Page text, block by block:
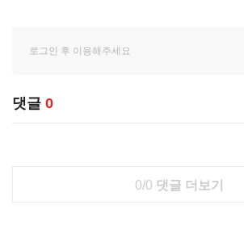
댓글 0
0/0 댓글 더보기